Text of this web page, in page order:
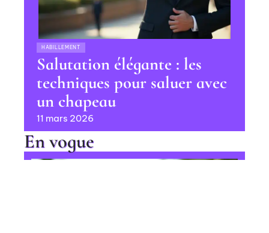
HABILLEMENT
Salutation élégante : les
techniques pour saluer avec
un chapeau
11 mars 2026
En vogue